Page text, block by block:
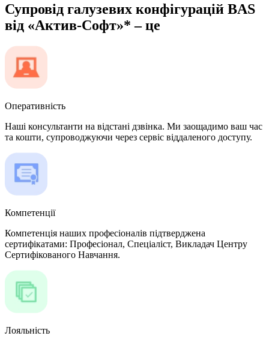
Супровід галузевих конфігурацій BAS
від «Актив-Софт»* – це
Оперативність
Наші консультанти на відстані дзвінка. Ми заощадимо ваш час
та кошти, супроводжуючи через сервіс віддаленого доступу.
Компетенції
Компетенція наших професіоналів підтверджена
сертифікатами: Професіонал, Спеціаліст, Викладач Центру
Сертифікованого Навчання.
Лояльність